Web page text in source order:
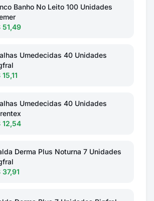
Banho No Leito 100 Unidades
51,49
Umedecidas 40 Unidades
15,11
Umedecidas 40 Unidades
12,54
Derma Plus Noturna 7 Unidades
37,91